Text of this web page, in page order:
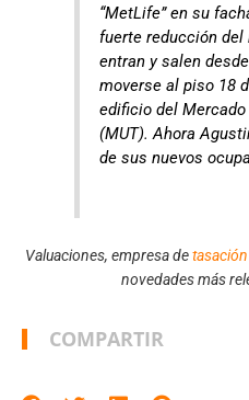
“MetLife” en su
fuerte reducción del
entran y salen
moverse al piso 18
edificio del Mercado
(MUT). Ahora
de sus nuevos
Valuaciones, empresa de
novedades más
COMPARTIR